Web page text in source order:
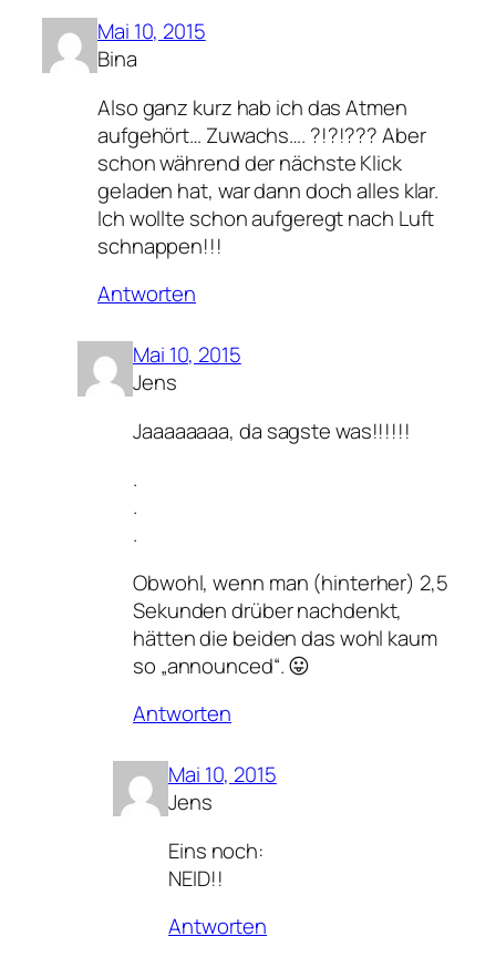
Mai 10, 2015
Bina
Also ganz kurz hab ich das Atmen
aufgehört… Zuwachs…. ?!?!??? Aber
schon während der nächste Klick
geladen hat, war dann doch alles klar.
Ich wollte schon aufgeregt nach Luft
schnappen!!!
Antworten
Mai 10, 2015
Jens
Jaaaaaaaa, da sagste was!!!!!!
.
.
.
Obwohl, wenn man (hinterher) 2,5
Sekunden drüber nachdenkt,
hätten die beiden das wohl kaum
so „announced“. 😛
Antworten
Mai 10, 2015
Jens
Eins noch:
NEID!!
Antworten